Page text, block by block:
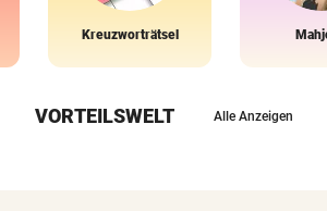
Kreuzworträtsel
VORTEILSWELT Alle Anzeigen